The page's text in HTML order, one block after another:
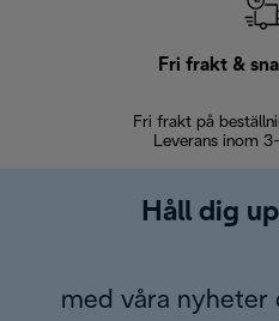
Fri frakt &
Fri frakt på
Leverans inom
Håll dig
med våra nyheter